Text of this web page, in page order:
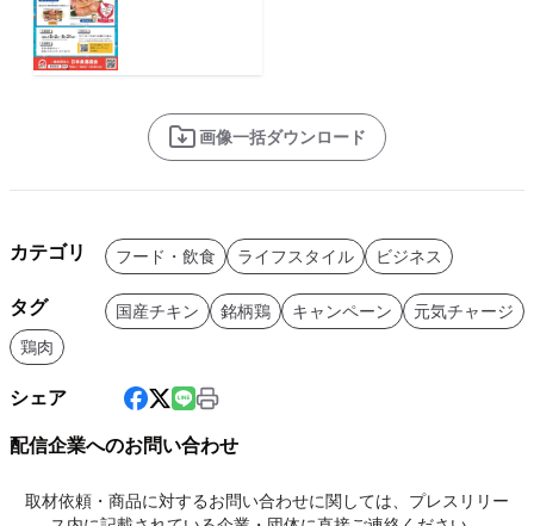
画像一括ダウンロード
カテゴリ フード・飲食 ライフスタイル ビジネス
タグ 国産チキン 銘柄鶏 キャンペーン
元気チャージ
鶏肉
シェア
配信企業へのお問い合わせ
取材依頼・商品に対するお問い合わせに関しては、プレスリリー